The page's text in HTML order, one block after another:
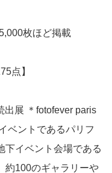
枚ほど掲載
点】
出展 ＊fotofever paris
ベントであるパリフ
下イベント会場である
約100のギャラリーや